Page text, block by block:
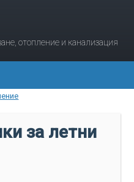
отопление и канализация
за летни